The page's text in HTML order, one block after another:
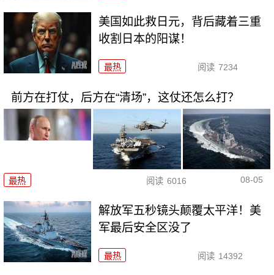
美国如此救日元，背后藏着三重
收割日本的阳谋！
最热 阅读 7234
前方在打仗，后方在“清场”，这仗还怎么打？
最热 阅读 6016 08-05
解放军五秒镜头颠覆太平洋！美
军最后安全区没了
最热 阅读 14392